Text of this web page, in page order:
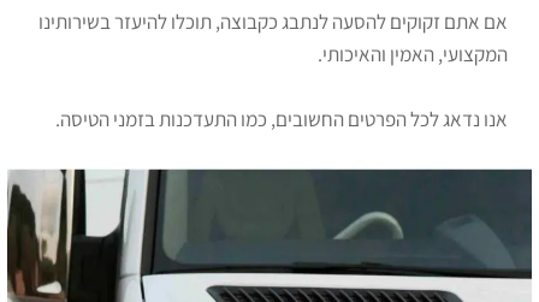
אם אתם זקוקים להסעה לנתבג כקבוצה, תוכלו להיעזר בשירותינו
המקצועי, האמין והאיכותי.
אנו נדאג לכל הפרטים החשובים, כמו התעדכנות בזמני הטיסה.